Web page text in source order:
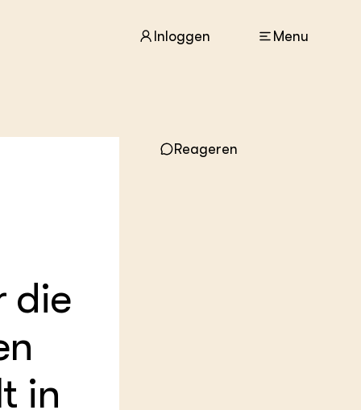
Inloggen Menu
ACTUEEL
Projecten
Lectoraten
LEREN
die
in
Reageren